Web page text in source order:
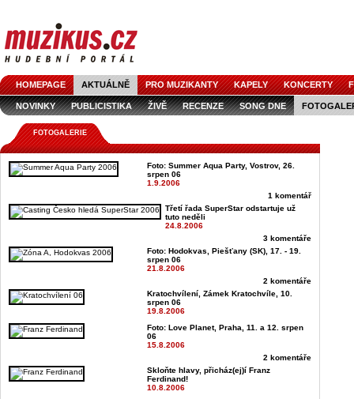
HOMEPAGE AKTUÁLNĚ PRO MUZIKANTY KAPELY KONCERTY
NOVINKY PUBLICISTIKA ŽIVĚ RECENZE SONG DNE
FOTOGALERIE
Foto: Summer Aqua Party, Vostrov, 26.
srpen 06
1.9.2006
1 komentář
Třetí řada SuperStar odstartuje už
tuto neděli
24.8.2006
3 komentáře
Foto: Hodokvas, Piešťany (SK), 17. - 19.
srpen 06
21.8.2006
2 komentáře
Kratochvílení, Zámek Kratochvíle, 10.
srpen 06
19.8.2006
Foto: Love Planet, Praha, 11. a 12. srpen
06
15.8.2006
2 komentáře
Skloňte hlavy, přicház(ej)í Franz
Ferdinand!
10.8.2006